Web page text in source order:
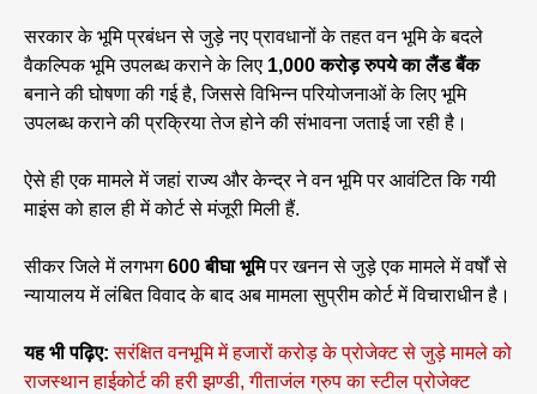
सरकार के भूमि प्रबंधन से जुड़े नए प्रावधानों के तहत वन भूमि के बदले
वैकल्पिक भूमि उपलब्ध कराने के लिए 1,000 करोड़ रुपये का लैंड बैंक
बनाने की घोषणा की गई है, जिससे विभिन्न परियोजनाओं के लिए भूमि
उपलब्ध कराने की प्रक्रिया तेज होने की संभावना जताई जा रही है।
ऐसे ही एक मामले में जहां राज्य और केन्द्र ने वन भूमि पर आवंटित कि गयी
माइंस को हाल ही में कोर्ट से मंजूरी मिली हैं.
सीकर जिले में लगभग600 बीघा भूमिपर खनन से जुड़े एक मामले में वर्षों से
न्यायालय में लंबित विवाद के बाद अब मामला सुप्रीम कोर्ट में विचाराधीन है।
यह भी पढ़िए:सरंक्षित वनभूमि में हजारों करोड़ के प्रोजेक्ट से जुड़े मामले को
राजस्थान हाईकोर्ट की हरी झण्डी, गीताजंल ग्रुप का स्टील प्रोजेक्ट